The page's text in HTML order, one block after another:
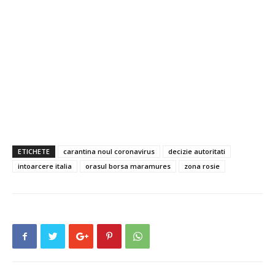
ETICHETE carantina noul coronavirus
decizie autoritati
intoarcere italia
orasul borsa maramures zona rosie